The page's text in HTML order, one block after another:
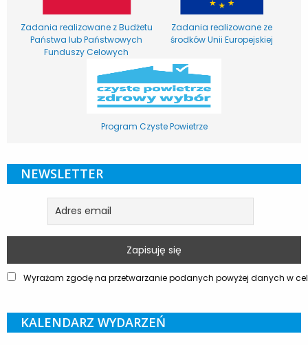
Zadania realizowane z Budżetu
Państwa lub Państwowych
Funduszy Celowych
Zadania realizowane ze
środków Unii Europejskiej
Program Czyste Powietrze
NEWSLETTER
Wyrażam zgodę na przetwarzanie podanych powyżej danych w
KALENDARZ WYDARZEŃ